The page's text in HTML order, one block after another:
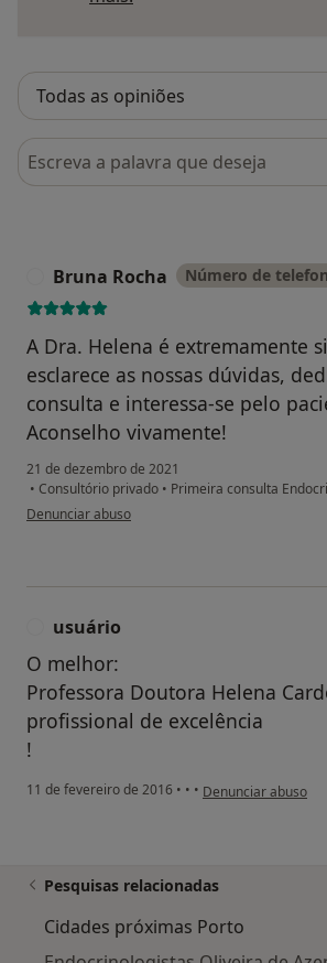
Pesquisar em opiniões
Bruna Rocha Número de
A Dra. Helena é extremamente
esclarece as nossas dúvidas,
consulta e interessa-se pelo
Aconselho vivamente!
21 de dezembro de 2021
• Consultório privado • Primeira consulta
na opinião do utilizador Bruna Rocha
Denunciar abuso
usuário
O melhor:
Professora Doutora Helena
profissional de excelência
!
11 de fevereiro de 2016 • • • na opinião do
Denunciar abuso
Pesquisas relacionadas
Cidades próximas Porto